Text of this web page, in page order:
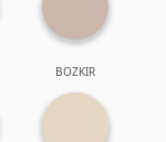
BOZKIR